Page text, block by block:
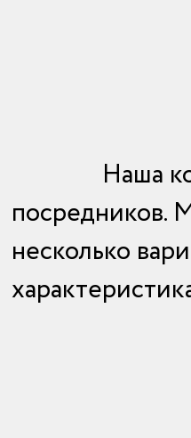
Наша
посредников.
несколько